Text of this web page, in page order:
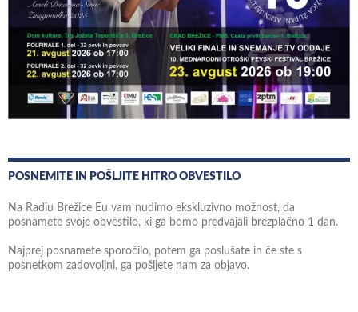
POSNEMITE IN POŠLJITE HITRO OBVESTILO
Na Radiu Brežice Eu vam nudimo ekskluzivno možnost, da
posnamete svoje obvestilo, ki ga bomo predvajali brezplačno 1 dan.
Najprej posnamete sporočilo, potem ga poslušate in če ste s
posnetkom zadovoljni, ga pošljete nam za objavo.